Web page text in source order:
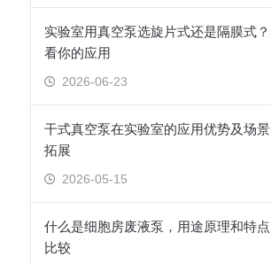
实验室用真空泵选旋片式还是隔膜式？
看你的应用
2026-06-23
干式真空泵在实验室的应用优势及场景
拓展
2026-05-15
什么是细胞房废液泵，用途原理和特点
比较